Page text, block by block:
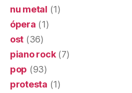
nu metal (1)
ópera (1)
ost (36)
piano rock(7)
pop (93)
protesta (1)